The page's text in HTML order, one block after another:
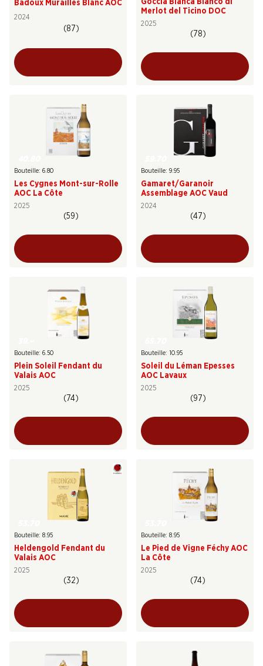
Badoux Murailles Blanc AOC
2024
(87)
Goccia Bianca Bianco di
Merlot del Ticino DOC
2025
(78)
Bouteille: 6.80
Les Cygnes Mont-sur-Rolle
AOC La Côte
2025
(59)
Bouteille: 9.95
Gamaret/Garanoir
Assemblage AOC Vaud
2024
(47)
Bouteille: 6.50
Plein Soleil Fendant du
Valais AOC
2025
(74)
Bouteille: 10.95
Soleil du Léman Epesses
AOC Lavaux
2025
(97)
Bouteille: 8.95
Heldengold Fendant du
Valais AOC
2025
(32)
Bouteille: 8.95
Le Pied de Vigne Féchy AOC
La Côte
2025
(74)